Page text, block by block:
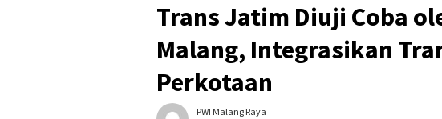
Trans Jatim Diuji Coba
Malang, Integrasikan
Perkotaan
PWI Malang Raya